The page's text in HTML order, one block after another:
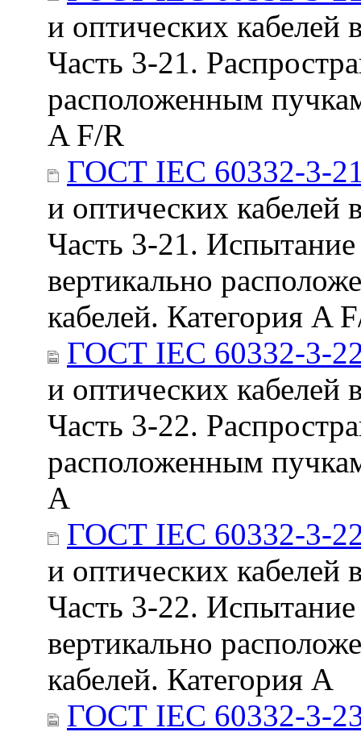
и оптических кабелей
Часть 3-21.
расположенным
A F/R
ГОСТ IEC 60332-3-
и оптических кабелей
Часть 3-21.
вертикально
кабелей. Категория A
ГОСТ IEC 60332-3-
и оптических кабелей
Часть 3-22.
расположенным
А
ГОСТ IEC 60332-3-
и оптических кабелей
Часть 3-22.
вертикально
кабелей. Категория А
ГОСТ IEC 60332-3-